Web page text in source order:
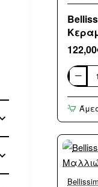
Bellissima
Absolute
4XL
11873
με
Ionic